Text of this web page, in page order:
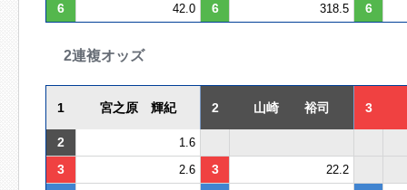
6
42.0 6 318.5 6
2連複オッズ
1 宮之原 輝紀 2 山崎 裕司 3
2 1.6
3 2.6 3 22.2